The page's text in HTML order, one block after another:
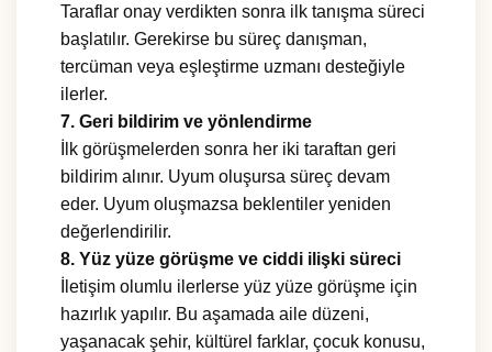
Taraflar onay verdikten sonra ilk tanışma süreci
başlatılır. Gerekirse bu süreç danışman,
tercüman veya eşleştirme uzmanı desteğiyle
ilerler.
7. Geri bildirim ve yönlendirme
İlk görüşmelerden sonra her iki taraftan geri
bildirim alınır. Uyum oluşursa süreç devam
eder. Uyum oluşmazsa beklentiler yeniden
değerlendirilir.
8. Yüz yüze görüşme ve ciddi ilişki süreci
İletişim olumlu ilerlerse yüz yüze görüşme için
hazırlık yapılır. Bu aşamada aile düzeni,
yaşanacak şehir, kültürel farklar, çocuk konusu,